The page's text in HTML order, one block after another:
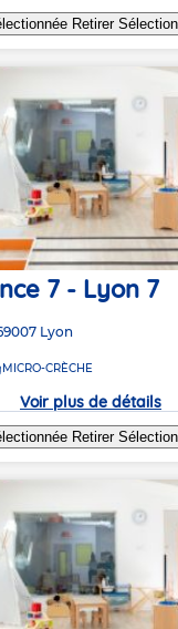
Retirer
7 - Lyon 7
Lyon
MICRO-CRÈCHE
Voir plus de détails
Retirer
8 5
8 5